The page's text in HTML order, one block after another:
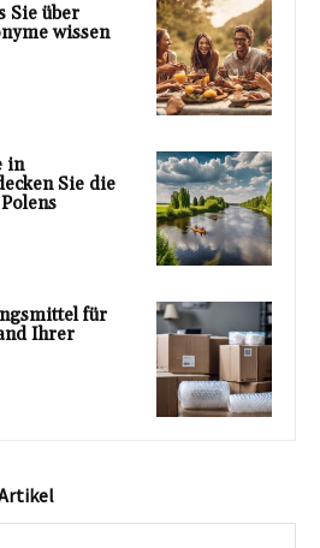
Sie über
wissen
in
Sie die
für
Ihrer